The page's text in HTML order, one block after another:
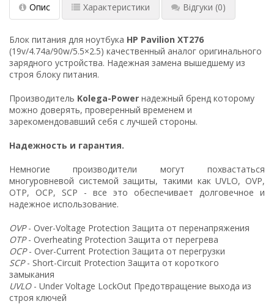
Опис Характеристики Відгуки (0)
Блок питания для ноутбука HP Pavilion XT276
(19v/4.74a/90w/5.5×2.5) качественный аналог оригинального
зарядного устройства. Надежная замена вышедшему из
строя блоку питания.
Производитель Kolega-Power надежный бренд которому
можно доверять, проверенный временем и
зарекомендовавший себя с лучшей стороны.
Надежность и гарантия.
Немногие производители могут похвастаться
многуровневой системой защиты, такими как UVLO, OVP,
OTP, OCP, SCP - все это обеспечивает долговечное и
надежное использование.
OVP- Over-Voltage Protection Защита от перенапряжения
OTP- Overheating Protection Защита от перегрева
OCP- Over-Current Protection Защита от перегрузки
SCP- Short-Circuit Protection Защита от короткого
замыкания
UVLO- Under Voltage LockOut Предотвращение выхода из
строя ключей